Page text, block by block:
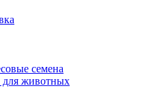
семена
для животных